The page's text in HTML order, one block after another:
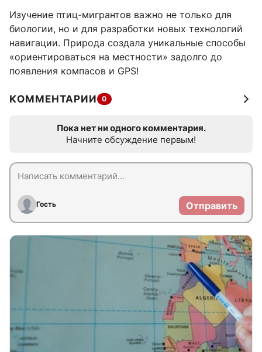
Изучение птиц-мигрантов важно не только для
биологии, но и для разработки новых технологий
навигации. Природа создала уникальные способы
«ориентироваться на местности» задолго до
появления компасов и GPS!
КОММЕНТАРИИ 0
Пока нет ни одного комментария.
Начните обсуждение первым!
Гость Отправить